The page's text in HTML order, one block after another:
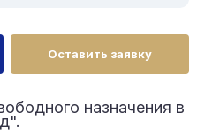
Оставить заявку
назначения в